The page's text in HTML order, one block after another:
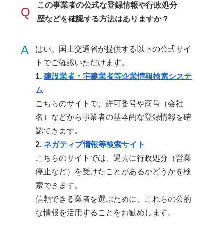
Q
この事業者の公式な登録情報や行政処分
歴などを確認する方法はありますか？
A
はい、国土交通省が提供する以下の公式サイ
トでご確認いただけます。
1.建設業者・宅建業者等企業情報検索システ
ム
こちらのサイトで、許可番号や商号（会社
名）などから事業者の基本的な登録情報を確
認できます。
2.ネガティブ情報等検索サイト
こちらのサイトでは、過去に行政処分（営業
停止など）を受けたことがあるかどうかを検
索できます。
信頼できる業者を選ぶために、これらの公的
な情報を活用することをお勧めします。